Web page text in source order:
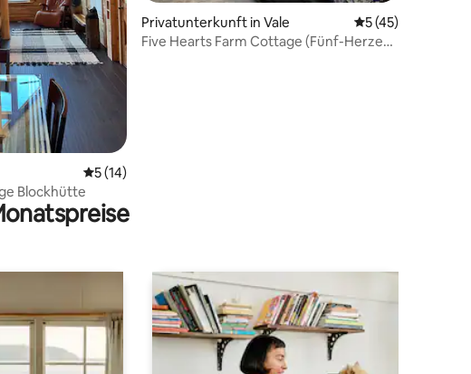
5, 111 Bewertungen
Durchschnittliche Bewertung: 5 von 5, 14 Bewertungen
5 (14)
Blockhütte
Privatunterkunft in Vale Durchschnittliche
5 (45)
Five Hearts Farm Cottage (Fünf-Herzen-